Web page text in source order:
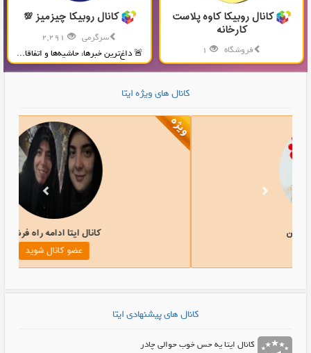
کانال روبیکا کاوه پلاست
کارخانه
فروشگاه
تولید و پخش محصولات پلاستیکی...
کانال روبیکا چیزمیز 💯
سرگرمی
🚨 داغ‌ترین خبرها، حاشیه‌ها و اتفاقا...
کانال های ویژه ایتا
کانال های پیشنهادی ایتا
کانال ایتا یه حس خوب حوالی چادر